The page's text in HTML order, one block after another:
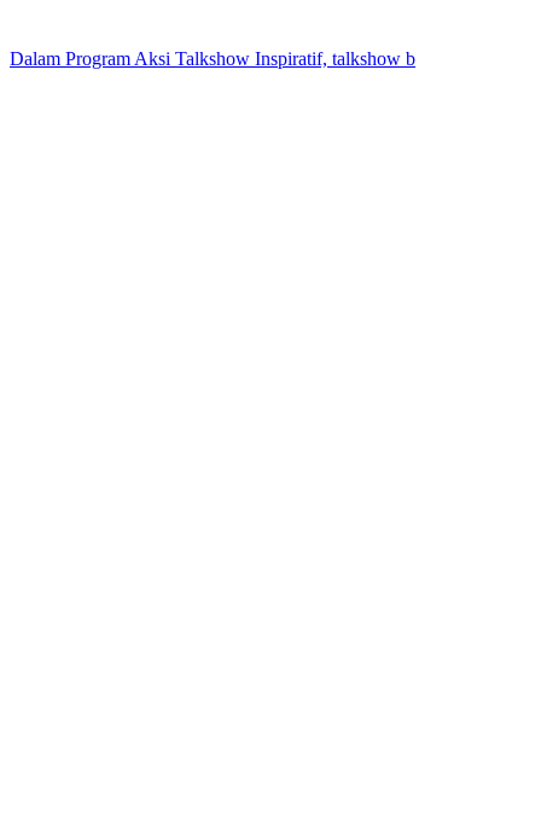
Dalam Program Aksi Talkshow Inspiratif, talkshow b